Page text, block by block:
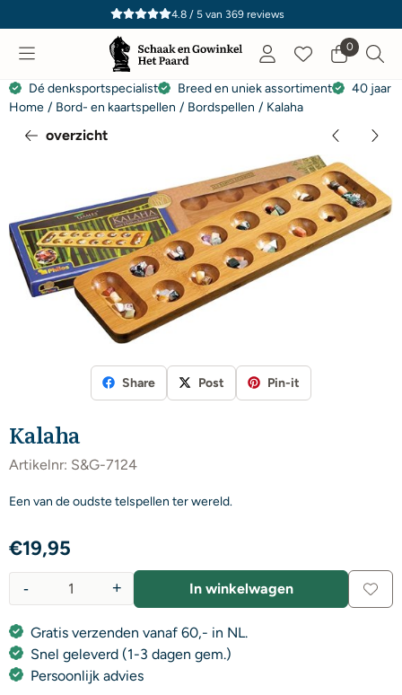
Cookievoorkeuren zijn momenteel gesloten.
4.8 / 5van 369reviews
0
Dé denksportspecialist Breed en uniek assortiment
40 jaar
Home / Bord- en kaartspellen / Bordspellen / Kalaha
overzicht
Share Post Pin-it
Kalaha
Artikelnr: S&G-7124
Een van de oudste telspellen ter wereld.
€19,95
+
- In winkelwagen
Gratis verzenden vanaf 60,- in NL.
Snel geleverd (1-3 dagen gem.)
Persoonlijk advies